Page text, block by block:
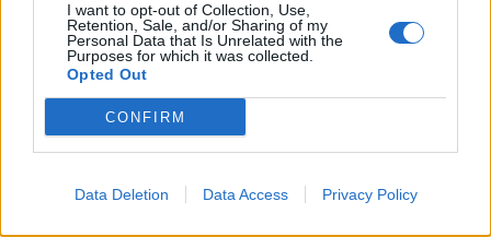
I want to opt-out of Collection, Use,
Retention, Sale, and/or Sharing of my
Personal Data that Is Unrelated with the
Purposes for which it was collected.
Opted Out
CONFIRM
Data Deletion Data Access Privacy Policy
Tags:ΑΘΗΝΑ,ΒΙΝΤΕΟ,ΗΛΕΚΤΡΟΝΙΚΟ ΤΣΙΓΑΡΟ
ΚΑΤΗΓΟΡΙΕΣ
ΕΙΔΗΣΕΙΣ